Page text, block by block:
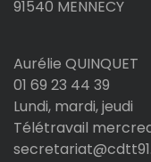
91540 MENNECY
Aurélie QUINQUET
01 69 23 44 39
Lundi, mardi, jeudi
Télétravail